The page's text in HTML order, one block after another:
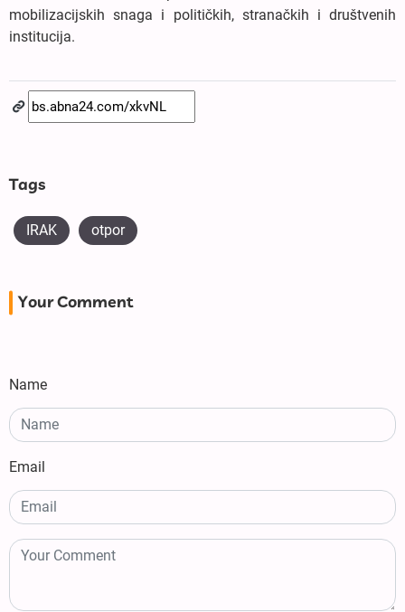
mobilizacijskih snaga i političkih, stranačkih i društvenih
institucija.
Tags
IRAK otpor
Your Comment
Name
Email